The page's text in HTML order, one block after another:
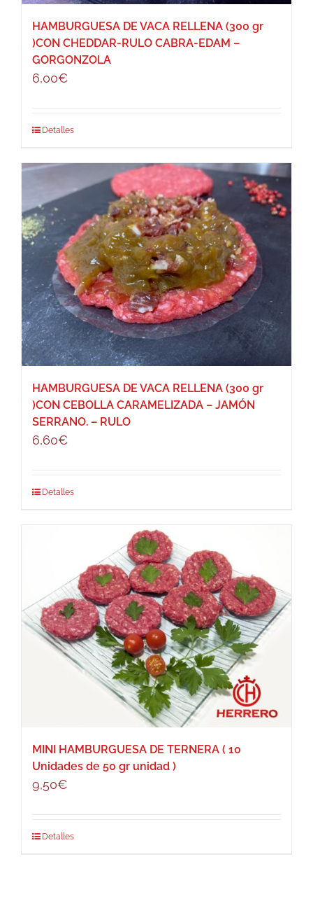
HAMBURGUESA DE VACA RELLENA (300 gr
)CON CHEDDAR-RULO CABRA-EDAM –
GORGONZOLA
6,00€
Detalles
HAMBURGUESA DE VACA RELLENA (300 gr
)CON CEBOLLA CARAMELIZADA – JAMÓN
SERRANO. – RULO
6,60€
Detalles
MINI HAMBURGUESA DE TERNERA ( 10
Unidades de 50 gr unidad )
9,50€
Detalles